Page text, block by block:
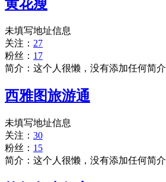
黄花瘦
未填写地址信息
关注： 27
粉丝： 17
简介：这个人很懒，没有添加任何简介
西雅图旅游通
未填写地址信息
关注： 30
粉丝： 15
简介：这个人很懒，没有添加任何简介